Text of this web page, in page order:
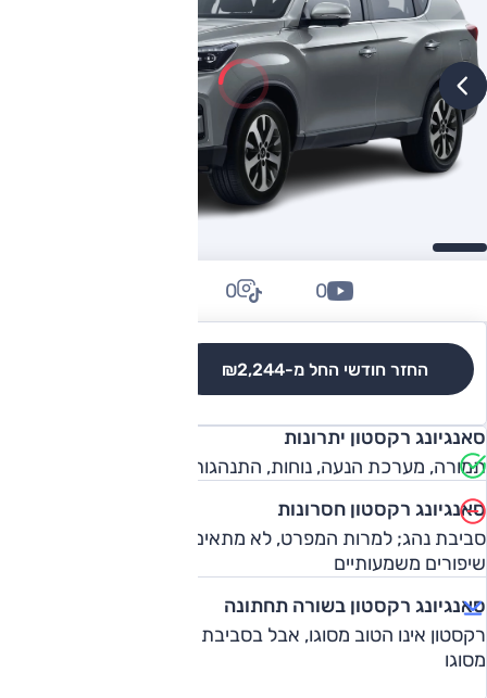
החזר חודשי החל מ-₪2,244
0
0
סאנגיונג רקסטון יתרונות
תמורה, מערכת הנעה, נוחות, התנהגות
סאנגיונג רקסטון חסרונות
סביבת נהג; למרות המפרט, לא מתאים לעבירות מאתגרת ללא
שיפורים משמעותיים
סאנגיונג רקסטון בשורה תחתונה
רקסטון אינו הטוב מסוגו, אבל בסביבת המחיר שלו הוא היחיד
מסוגו